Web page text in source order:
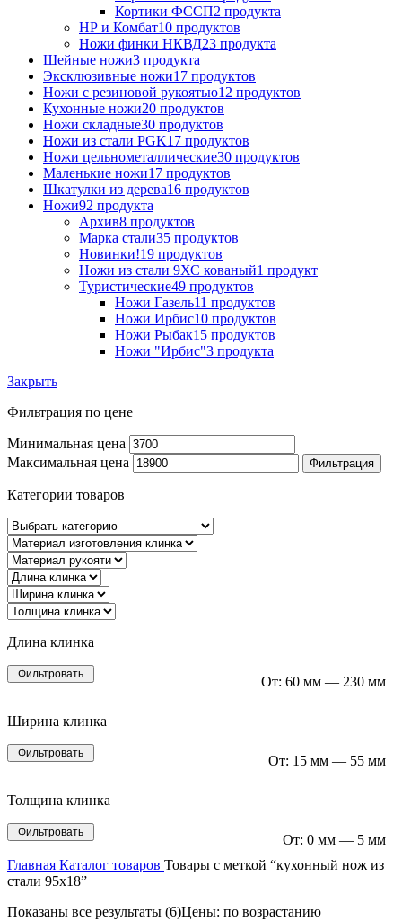
Кортики ФССП2 продукта
НР и Комбат10 продуктов
Ножи финки НКВД23 продукта
Шейные ножи3 продукта
Эксклюзивные ножи17 продуктов
Ножи с резиновой рукоятью12 продуктов
Кухонные ножи20 продуктов
Ножи складные30 продуктов
Ножи из стали PGK17 продуктов
Ножи цельнометаллические30 продуктов
Маленькие ножи17 продуктов
Шкатулки из дерева16 продуктов
Ножи92 продукта
Архив8 продуктов
Марка стали35 продуктов
Новинки!19 продуктов
Ножи из стали 9ХС кованый1 продукт
Туристические49 продуктов
Ножи Газель11 продуктов
Ножи Ирбис10 продуктов
Ножи Рыбак15 продуктов
Ножи "Ирбис"3 продукта
Закрыть
Фильтрация по цене
Минимальная цена
Максимальная цена
Фильтрация
Категории товаров
Длина клинка
Фильтровать От: 60 мм — 230 мм
Ширина клинка
Фильтровать От: 15 мм — 55 мм
Толщина клинка
Фильтровать От: 0 мм — 5 мм
Главная Каталог товаров Товары с меткой “кухонный нож из
стали 95х18”
Показаны все результаты (6)Цены: по возрастанию